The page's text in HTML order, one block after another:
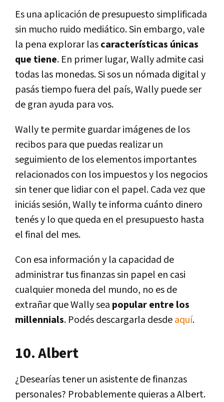
Es una aplicación de presupuesto simplificada
sin mucho ruido mediático. Sin embargo, vale
la pena explorar lascaracterísticas únicas
que tiene. En primer lugar, Wally admite casi
todas las monedas. Si sos un nómada digital y
pasás tiempo fuera del país, Wally puede ser
de gran ayuda para vos.
Wally te permite guardar imágenes de los
recibos para que puedas realizar un
seguimiento de los elementos importantes
relacionados con los impuestos y los negocios
sin tener que lidiar con el papel. Cada vez que
iniciás sesión, Wally te informa cuánto dinero
tenés y lo que queda en el presupuesto hasta
el final del mes.
Con esa información y la capacidad de
administrar tus finanzas sin papel en casi
cualquier moneda del mundo, no es de
extrañar que Wally sea popular entre los
millennials. Podés descargarla desdeaquí.
10. Albert
¿Desearías tener un asistente de finanzas
personales? Probablemente quieras a Albert.